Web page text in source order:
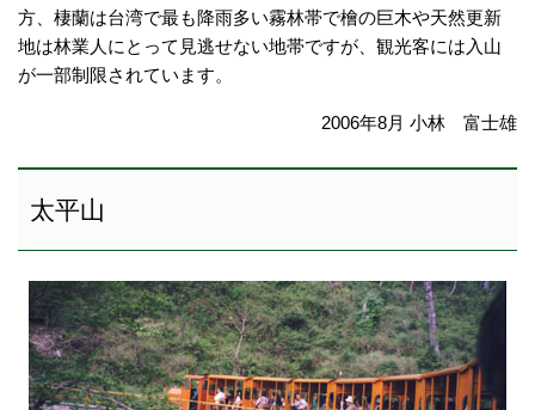
方、棲蘭は台湾で最も降雨多い霧林帯で檜の巨木や天然更新
地は林業人にとって見逃せない地帯ですが、観光客には入山
が一部制限されています。
2006年8月 小林 富士雄
太平山